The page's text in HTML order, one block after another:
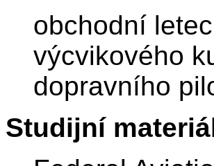
obchodní
výcvikového
dopravního
Studijní